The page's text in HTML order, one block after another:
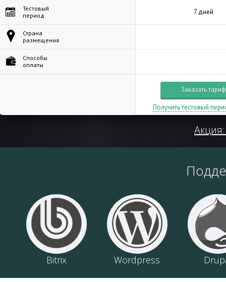
Тестовый
период
7 дней
Страна
размещения
Способы
оплаты
Заказать тариф
Получить тестовый
Bitrix Wordpress